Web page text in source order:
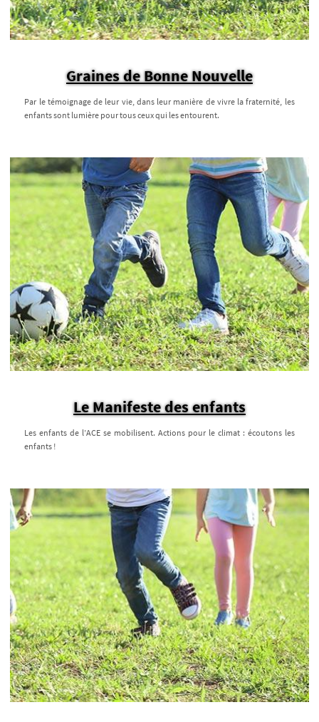
Graines de Bonne Nouvelle
Par le témoignage de leur vie, dans leur manière de vivre la fraternité, les
enfants sont lumière pour tous ceux qui les entourent.
Le Manifeste des enfants
Les enfants de l’ACE se mobilisent. Actions pour le climat : écoutons les
enfants !